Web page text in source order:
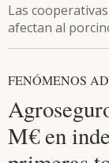
Las
afectan al
FENÓMENOS
M€ en